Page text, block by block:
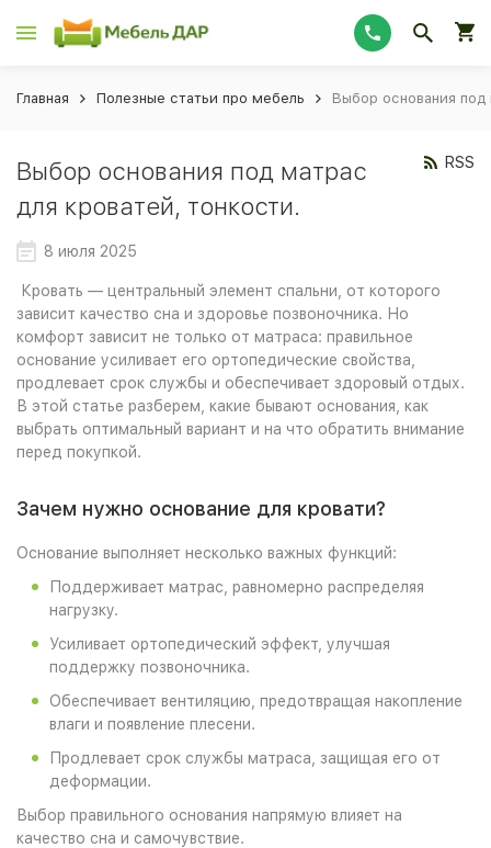
Главная Полезные статьи про мебель Выбор основания под
Выбор основания под матрас
для кроватей, тонкости.
RSS
8 июля 2025
Кровать — центральный элемент спальни, от которого
зависит качество сна и здоровье позвоночника. Но
комфорт зависит не только от матраса: правильное
основание усиливает его ортопедические свойства,
продлевает срок службы и обеспечивает здоровый отдых.
В этой статье разберем, какие бывают основания, как
выбрать оптимальный вариант и на что обратить внимание
перед покупкой.
Зачем нужно основание для кровати?
Основание выполняет несколько важных функций:
Поддерживает матрас, равномерно распределяя
нагрузку.
Усиливает ортопедический эффект, улучшая
поддержку позвоночника.
Обеспечивает вентиляцию, предотвращая накопление
влаги и появление плесени.
Продлевает срок службы матраса, защищая его от
деформации.
Выбор правильного основания напрямую влияет на
качество сна и самочувствие.